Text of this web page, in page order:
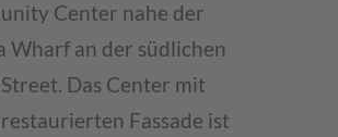
Center nahe der
Wharf an der südlichen
Das Center mit
Fassade ist